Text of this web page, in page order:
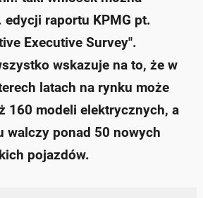
edycji raportu KPMG pt.
Executive Survey".
wskazuje na to, że w
latach na rynku może
160 modeli elektrycznych, a
walczy ponad 50 nowych
pojazdów.